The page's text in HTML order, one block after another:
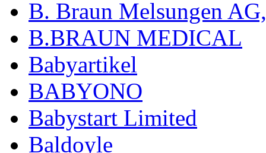
B. Braun Melsungen
B.BRAUN MEDICAL
Babyartikel
BABYONO
Babystart Limited
Baldoyle